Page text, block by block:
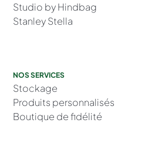
Studio by Hindbag
Stanley Stella
NOS SERVICES
Stockage
Produits personnalisés
Boutique de fidélité